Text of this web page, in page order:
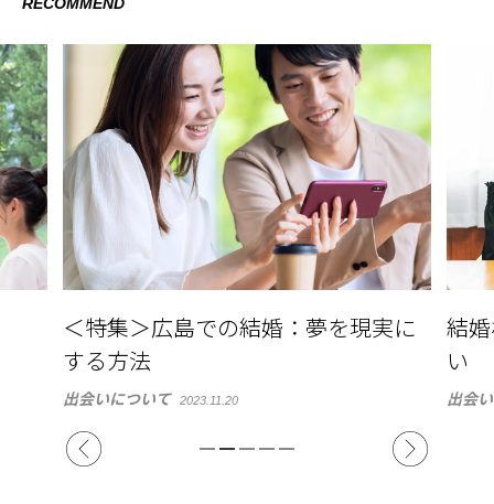
結婚相談所とマッチングアプリの違
い
出会いについて 2023.11.20
出
婚活